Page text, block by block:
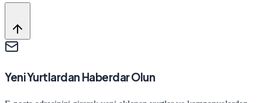
Yeni Yurtlardan Haberdar Olun